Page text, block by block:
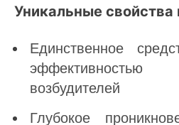
Уникальные свойства
Единственное
возбудителей
Глубокое